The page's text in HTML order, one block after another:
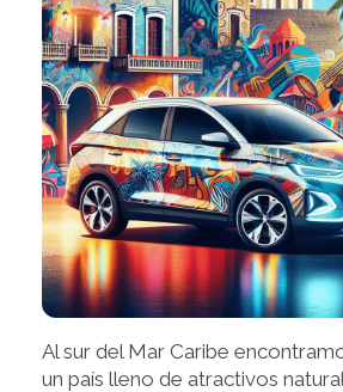
Al sur del Mar Caribe
un país lleno de atractivos